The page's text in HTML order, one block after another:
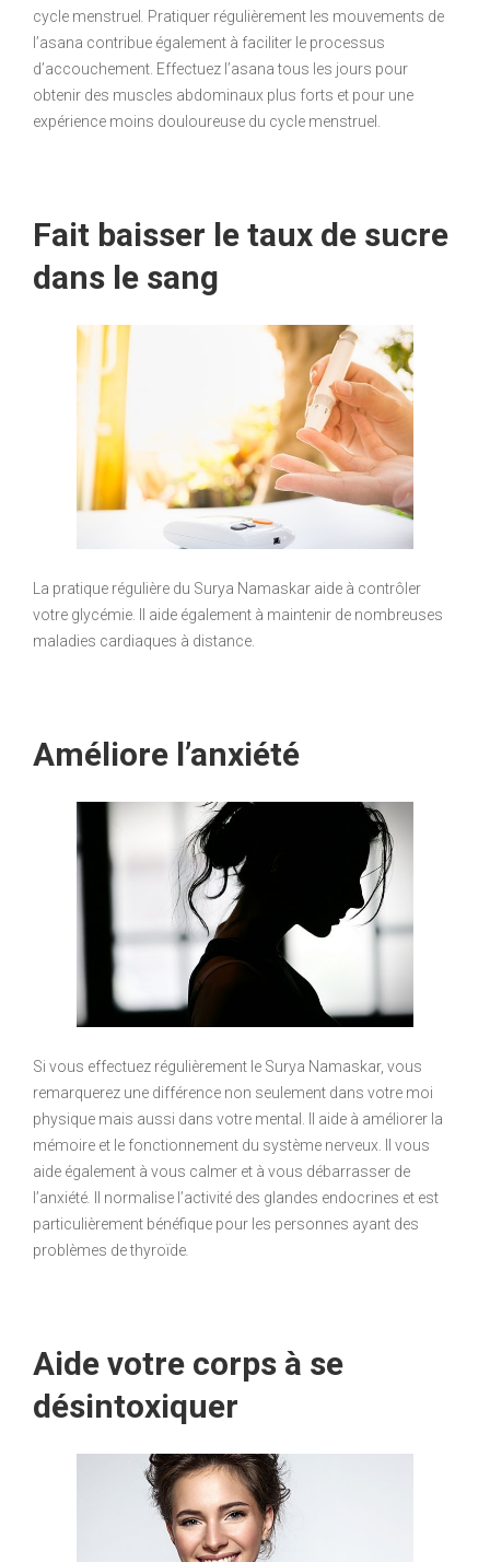
cycle menstruel
Pratiquer régulièrement les mouvements de
l’asana contribue également à faciliter le processus
d’accouchement. Effectuez l’asana tous les jours pour
obtenir des muscles abdominaux plus forts et pour une
expérience moins douloureuse du cycle menstruel.
Fait baisser le taux de sucre
dans le sang
La pratique régulière du Surya Namaskar aide à contrôler
votre glycémie. Il aide également à maintenir de nombreuses
maladies cardiaques à distance.
Améliore l’anxiété
Si vous effectuez régulièrement le Surya Namaskar, vous
remarquerez une différence non seulement dans votre moi
physique mais aussi dans votre mental. Il aide à améliorer la
mémoire et le fonctionnement du système nerveux. Il vous
aide également à vous calmer et à vous débarrasser de
l’anxiété
Il normalise l’activité des glandes endocrines et est
particulièrement bénéfique pour les personnes ayant des
problèmes de thyroïde
Aide votre corps à se
désintoxiquer